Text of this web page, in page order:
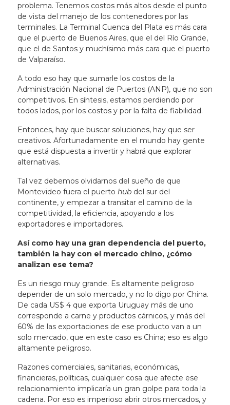
problema. Tenemos costos más altos desde el punto
de vista del manejo de los contenedores por las
terminales. La Terminal Cuenca del Plata es más cara
que el puerto de Buenos Aires, que el del Río Grande,
que el de Santos y muchísimo más cara que el puerto
de Valparaíso.
A todo eso hay que sumarle los costos de la
Administración Nacional de Puertos (ANP), que no son
competitivos. En síntesis, estamos perdiendo por
todos lados, por los costos y por la falta de fiabilidad.
Entonces, hay que buscar soluciones, hay que ser
creativos. Afortunadamente en el mundo hay gente
que está dispuesta a invertir y habrá que explorar
alternativas.
Tal vez debemos olvidarnos del sueño de que
Montevideo fuera el puerto hub del sur del
continente, y empezar a transitar el camino de la
competitividad, la eficiencia, apoyando a los
exportadores e importadores.
Así como hay una gran dependencia del puerto,
también la hay con el mercado chino, ¿cómo
analizan ese tema?
Es un riesgo muy grande. Es altamente peligroso
depender de un solo mercado, y no lo digo por China.
De cada US$ 4 que exporta Uruguay más de uno
corresponde a carne y productos cárnicos, y más del
60% de las exportaciones de ese producto van a un
solo mercado, que en este caso es China; eso es algo
altamente peligroso.
Razones comerciales, sanitarias, económicas,
financieras, políticas, cualquier cosa que afecte ese
relacionamiento implicaría un gran golpe para toda la
cadena. Por eso es imperioso abrir otros mercados, y